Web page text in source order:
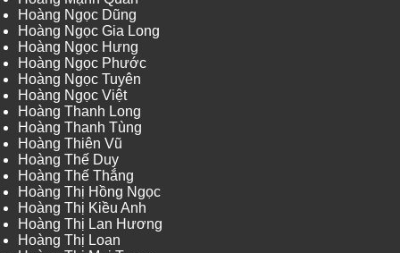
Hoàng Ngọc Dũng
Hoàng Ngọc Gia Long
Hoàng Ngọc Hưng
Hoàng Ngọc Phước
Hoàng Ngọc Tuyên
Hoàng Ngọc Việt
Hoàng Thanh Long
Hoàng Thanh Tùng
Hoàng Thiên Vũ
Hoàng Thế Duy
Hoàng Thế Thắng
Hoàng Thị Hồng Ngọc
Hoàng Thị Kiều Anh
Hoàng Thị Lan Hương
Hoàng Thị Loan